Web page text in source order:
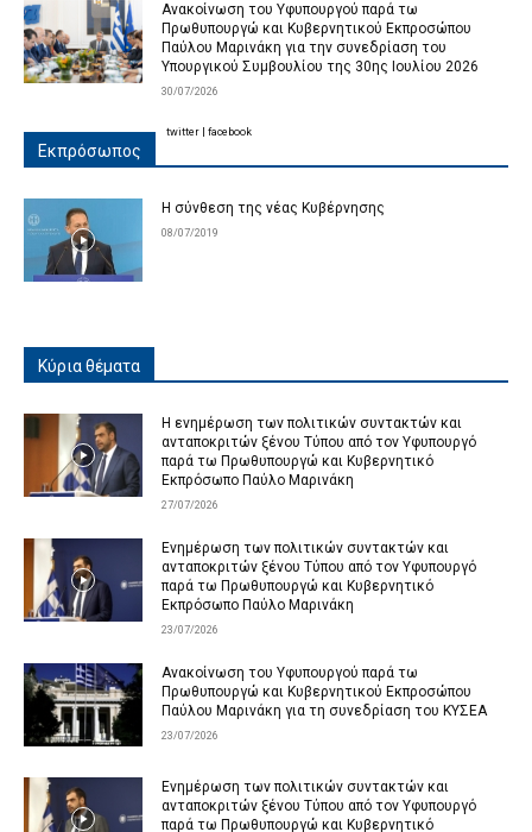
Ανακοίνωση του Υφυπουργού παρά τω
Πρωθυπουργώ και Κυβερνητικού Εκπροσώπου
Παύλου Μαρινάκη για την συνεδρίαση του
Υπουργικού Συμβουλίου της 30ης Ιουλίου 2026
30/07/2026
Εκπρόσωπος
Η σύνθεση της νέας Κυβέρνησης
08/07/2019
twitter facebook
Κύρια θέματα
Η ενημέρωση των πολιτικών συντακτών και
ανταποκριτών ξένου Τύπου από τον Υφυπουργό
παρά τω Πρωθυπουργώ και Κυβερνητικό
Εκπρόσωπο Παύλο Μαρινάκη
27/07/2026
Ενημέρωση των πολιτικών συντακτών και
ανταποκριτών ξένου Τύπου από τον Υφυπουργό
παρά τω Πρωθυπουργώ και Κυβερνητικό
Εκπρόσωπο Παύλο Μαρινάκη
23/07/2026
Ανακοίνωση του Υφυπουργού παρά τω
Πρωθυπουργώ και Κυβερνητικού Εκπροσώπου
Παύλου Μαρινάκη για τη συνεδρίαση του ΚΥΣΕΑ
23/07/2026
Ενημέρωση των πολιτικών συντακτών και
ανταποκριτών ξένου Τύπου από τον Υφυπουργό
παρά τω Πρωθυπουργώ και Κυβερνητικό